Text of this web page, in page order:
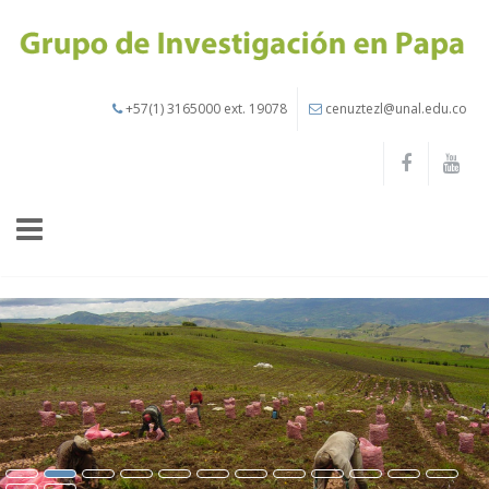
+57(1) 3165000 ext. 19078 cenuztezl@unal.edu.co